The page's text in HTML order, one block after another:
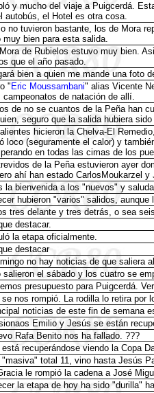
y mucho del viaje a Puigcerdá.
autobús, el Hotel es otra cosa.
no tuvieron bastante, los de Mora
muy bien para esta salida.
de Rubielos estuvo muy bien.
que el año pasado.
bien a quien me mande una foto
" Eric Moussambani" alias Vicente
campeonatos de natación de allí.
de no se cuantos de la Peña han
seguro que la salida hubiera
hicieron la Chelva-El
loco (seguramente el calor) y
en todas las cimas de los
de la Peña estuvieron ayer
ahí han estado CarlosMoukarzel
la bienvenida a los "nuevos" y
hubieron "varios" salidos, aunque
tres delante y tres detrás, o sea
destacar.
la etapa oficialmente.
destacar
no hay noticias de que saliera
salieron el sábado y los cuatro se
presupuesto para Puigcerdá.
nos rompió. La rodilla lo retira por
noticias de este fin de semana
Emilio y Jesús se están
Rafa Benito nos ha fallado. ???
recuperándose viendo la Copa
total 11, vino hasta Jesús
le rompió la cadena a José
la etapa de hoy ha sido "durilla"